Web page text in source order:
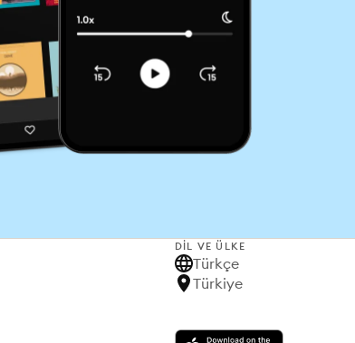
DIL VE ÜLKE
Türkçe
Türkiye